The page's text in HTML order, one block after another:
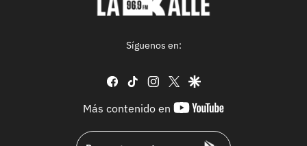
Síguenos en:
facebook
tiktok instagram
twittergoogle
Más contenido en
youtube-